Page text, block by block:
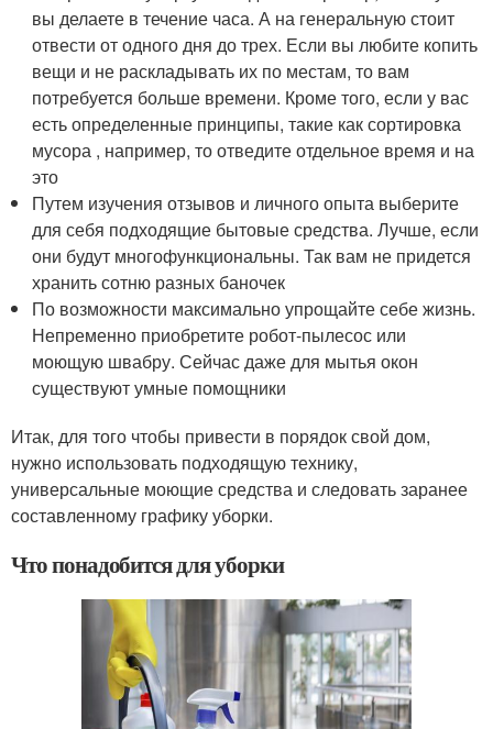
вы делаете в течение часа. А на генеральную стоит
отвести от одного дня до трех. Если вы любите копить
вещи и не раскладывать их по местам, то вам
потребуется больше времени. Кроме того, если у вас
есть определенные принципы, такие как сортировка
мусора , например, то отведите отдельное время и на
это
Путем изучения отзывов и личного опыта выберите
для себя подходящие бытовые средства. Лучше, если
они будут многофункциональны. Так вам не придется
хранить сотню разных баночек
По возможности максимально упрощайте себе жизнь.
Непременно приобретите робот-пылесос или
моющую швабру. Сейчас даже для мытья окон
существуют умные помощники
Итак, для того чтобы привести в порядок свой дом,
нужно использовать подходящую технику,
универсальные моющие средства и следовать заранее
составленному графику уборки.
Что понадобится для уборки